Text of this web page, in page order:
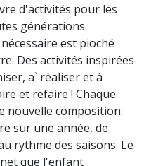
d'activités pour les
générations
est pioché
Des activités inspirées
a` réaliser et à
et refaire ! Chaque
nouvelle composition.
sur une année, de
rythme des saisons. Le
que l'enfant